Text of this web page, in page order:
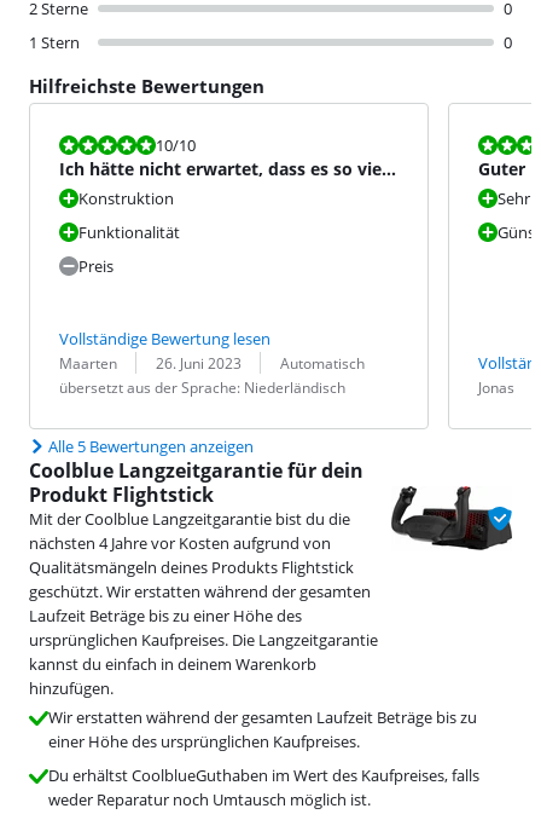
2 Sterne
0
1 Stern
0
Hilfreichste Bewertungen
Bewertet mit 10 von 10.
10/10
Ich hätte nicht erwartet, dass es so viel
besser wird
Konstruktion
Funktionalität
Preis
Vollständige Bewertung lesen
Bewertung von:
Maarten
Datum: 26. Juni 2023
Übersetzung:
Automatisch
übersetzt aus der Sprache: Niederländisch
Bewertet
Guter
binnen
Sehr
Bewertung
Jonas
Datum:
Alle 5 Bewertungen anzeigen
Coolblue Langzeitgarantie für dein
Produkt Flightstick
Mit der Coolblue Langzeitgarantie bist du die
nächsten 4 Jahre vor Kosten aufgrund von
Qualitätsmängeln deines Produkts Flightstick
geschützt. Wir erstatten während der gesamten
Laufzeit Beträge bis zu einer Höhe des
ursprünglichen Kaufpreises. Die Langzeitgarantie
kannst du einfach in deinem Warenkorb
hinzufügen.
Wir erstatten während der gesamten Laufzeit Beträge bis zu
einer Höhe des ursprünglichen Kaufpreises.
Du erhältst CoolblueGuthaben im Wert des Kaufpreises, falls
weder Reparatur noch Umtausch möglich ist.